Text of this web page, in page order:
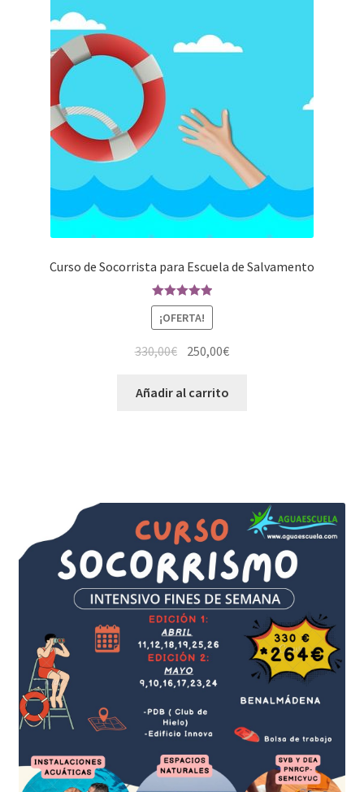
Curso de Socorrista para Escuela de Salvamento
Valorado en
5.00de 5
¡OFERTA!
330,00€ 250,00€
Añadir al carrito